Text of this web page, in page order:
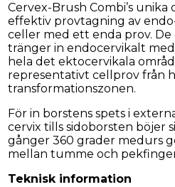
Cervex-Brush Combi’s unika
effektiv provtagning av
celler med ett enda prov.
tränger in endocervikalt
hela det ektocervikala
representativt cellprov från
transformationszonen.
För in borstens spets i
cervix tills sidoborsten böjer
gånger 360 grader medurs
mellan tumme och
Teknisk information